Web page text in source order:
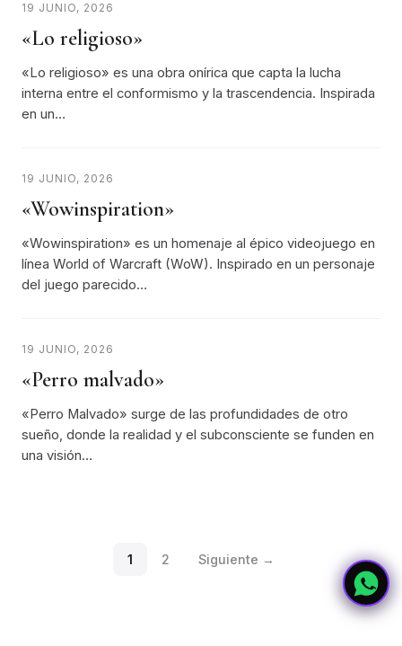
19 JUNIO, 2026
«Lo religioso»
«Lo religioso» es una obra onírica que capta la lucha
interna entre el conformismo y la trascendencia. Inspirada
en un…
19 JUNIO, 2026
«Wowinspiration»
«Wowinspiration» es un homenaje al épico videojuego en
línea World of Warcraft (WoW). Inspirado en un personaje
del juego parecido…
19 JUNIO, 2026
«Perro malvado»
«Perro Malvado» surge de las profundidades de otro
sueño, donde la realidad y el subconsciente se funden en
una visión…
1 2 Siguiente →